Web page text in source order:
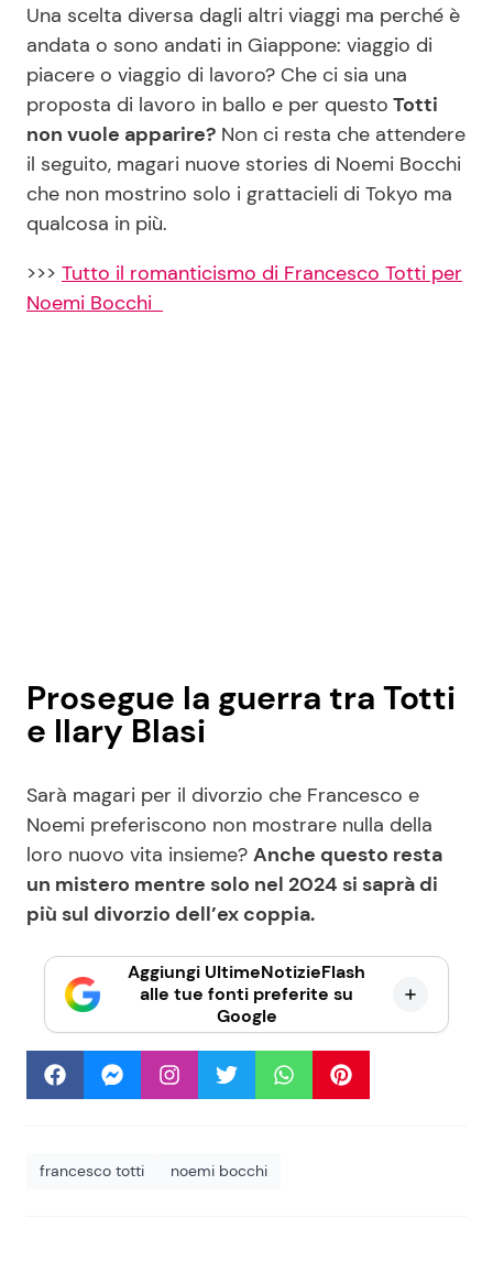
Una scelta diversa dagli altri viaggi ma perché è
andata o sono andati in Giappone: viaggio di
piacere o viaggio di lavoro? Che ci sia una
proposta di lavoro in ballo e per questo Totti
non vuole apparire? Non ci resta che attendere
il seguito, magari nuove stories di Noemi Bocchi
che non mostrino solo i grattacieli di Tokyo ma
qualcosa in più.
>>> Tutto il romanticismo di Francesco Totti per
Noemi Bocchi
Prosegue la guerra tra Totti
e Ilary Blasi
Sarà magari per il divorzio che Francesco e
Noemi preferiscono non mostrare nulla della
loro nuovo vita insieme? Anche questo resta
un mistero mentre solo nel 2024 si saprà di
più sul divorzio dell’ex coppia.
Aggiungi UltimeNotizieFlash
alle tue fonti preferite su
Google
francesco totti noemi bocchi